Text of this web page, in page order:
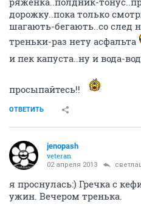
дорожку..пока только
шагають-бегають..со след
треньки-раз нету асфальта
и пек капуста..ну и вода-
просыпайтесь!!
ОТВЕТИТЬ
jenopash
veteran
02 апреля 2013
я проснулась:) Гречка с
ужин. Вечером тренька.